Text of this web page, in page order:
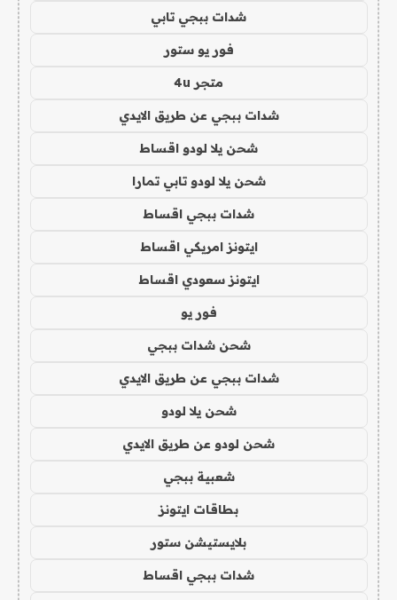
شدات ببجي تابي
فور يو ستور
متجر 4u
شدات ببجي عن طريق الايدي
شحن يلا لودو اقساط
شحن يلا لودو تابي تمارا
شدات ببجي اقساط
ايتونز امريكي اقساط
ايتونز سعودي اقساط
فور يو
شحن شدات ببجي
شدات ببجي عن طريق الايدي
شحن يلا لودو
شحن لودو عن طريق الايدي
شعبية ببجي
بطاقات ايتونز
بلايستيشن ستور
شدات ببجي اقساط